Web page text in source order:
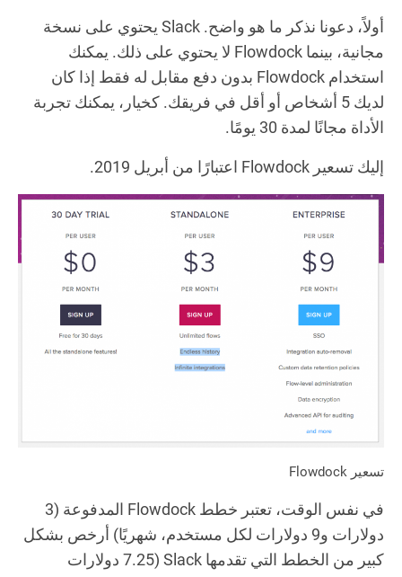
أولاً، دعونا نذكر ما هو واضح. Slack يحتوي على نسخة
مجانية، بينما Flowdock لا يحتوي على ذلك. يمكنك
استخدام Flowdock بدون دفع مقابل له فقط إذا كان
لديك 5 أشخاص أو أقل في فريقك. كخيار، يمكنك تجربة
الأداة مجانًا لمدة 30 يومًا.
إليك تسعير Flowdock اعتبارًا من أبريل 2019.
تسعير Flowdock
في نفس الوقت، تعتبر خطط Flowdock المدفوعة (3
دولارات و9 دولارات لكل مستخدم، شهريًا) أرخص بشكل
كبير من الخطط التي تقدمها Slack (7.25 دولارات